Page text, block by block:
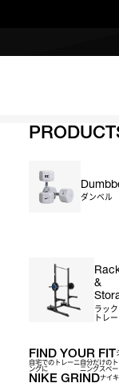
ダンベル
&
ラック
トレ
FIND YOUR FIT
自宅でのトレーニ
ングに
自分だけの
ニングスぺ
NIKE GRINDナイ